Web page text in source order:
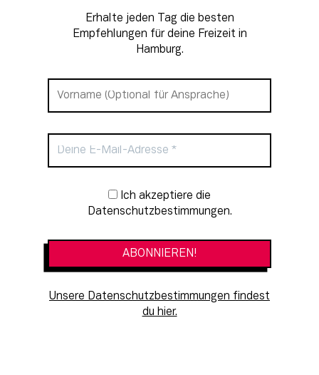
Erhalte jeden Tag die besten
Empfehlungen für deine Freizeit in
Hamburg.
Newsletter-Anmeldung
Datenschutzbestimmungen.
Unsere Datenschutzbestimmungen findest
du hier.